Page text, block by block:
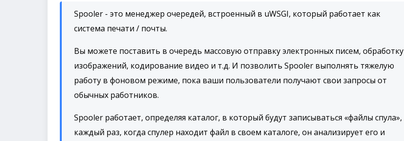
Spooler - это менеджер очередей, встроенный в uWSGI, который работает как
система печати / почты.
Вы можете поставить в очередь массовую отправку электронных писем, обработку
изображений, кодирование видео и т.д. И позволить Spooler выполнять тяжелую
работу в фоновом режиме, пока ваши пользователи получают свои запросы от
обычных работников.
Spooler работает, определяя каталог, в который будут записываться «файлы спула»,
каждый раз, когда спулер находит файл в своем каталоге, он анализирует его и